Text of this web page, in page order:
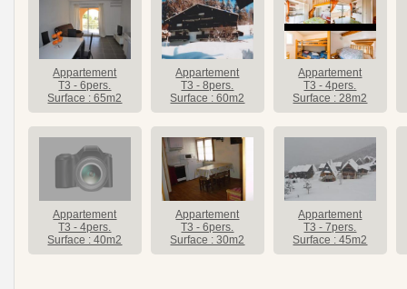
Appartement
T3 - 6pers.
Surface : 65m2
Appartement
T3 - 8pers.
Surface : 60m2
Appartement
T3 - 4pers.
Surface : 28m2
Appartement
T3 - 4pers.
Surface : 40m2
Appartement
T3 - 6pers.
Surface : 30m2
Appartement
T3 - 7pers.
Surface : 45m2